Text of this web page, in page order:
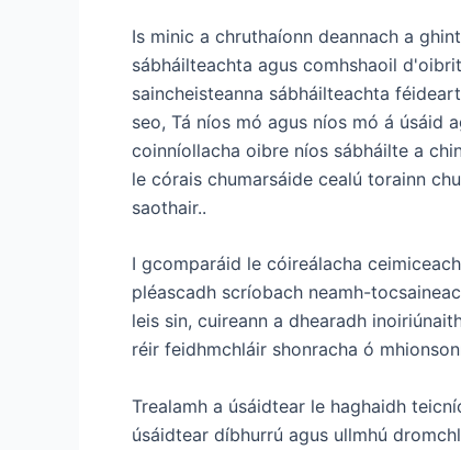
Is minic a chruthaíonn deannach a
sábháilteachta agus comhshaoil
saincheisteanna sábháilteachta
seo, Tá níos mó agus níos mó á úsáid
coinníollacha oibre níos sábháilte a
le córais chumarsáide cealú torainn
saothair..
I gcomparáid le cóireálacha
pléascadh scríobach neamh-
leis sin, cuireann a dhearadh
réir feidhmchláir shonracha ó
Trealamh a úsáidtear le haghaidh
úsáidtear díbhurrú agus ullmhú